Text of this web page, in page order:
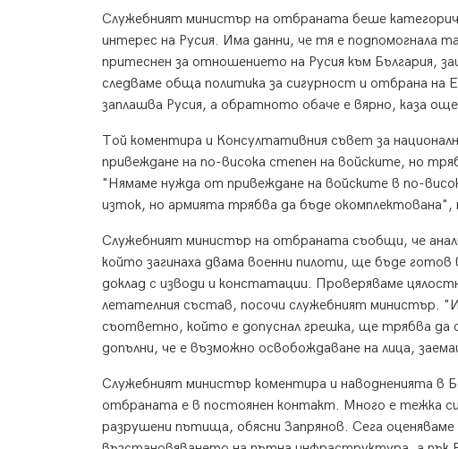
Служебният министър на отбраната беше
интерес на Русия. Има данни, че тя е подпомогнала
притеснен за отношението на Русия към
следваме обща политика за сигурност и отбрана
заплашва Русия, а обратното обаче е вярно, каза
Той коментира и Консултативния съвет за
привеждане на по-висока степен на войските, но
"Нямаме нужда от привеждане на войските в по-
изток, но армията трябва да бъде окомплектована",
Служебният министър на отбраната съобщи, че
който загинаха двама военни пилоти, ще бъде
доклад с изводи и констатации. Проверяваме
летателния състав, посочи служебният министър.
съответно, който е допуснал грешка, ще трябва да
допълни, че е възможно освобождаване на лица,
Служебният министър коментира и наводненията в
отбраната е в постоянен контакт. Много е тежка
разрушени пътища, обясни Запрянов. Сега